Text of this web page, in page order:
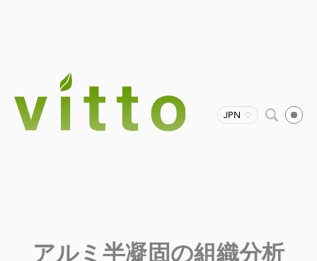
JPN
アルミ半凝固の組織分析